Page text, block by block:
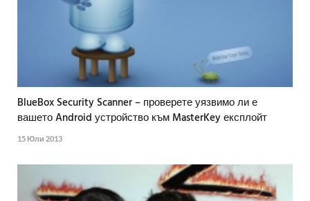
BlueBox Security Scanner – проверете уязвимо ли е
вашето Android устройство към MasterKey експлойт
15 Юли 2013